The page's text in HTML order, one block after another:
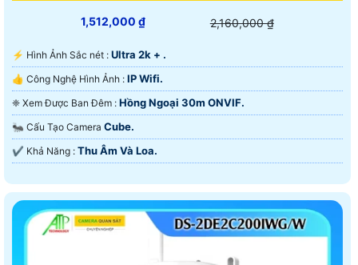
1,512,000 ₫ 2,160,000 ₫
️⚡ Hình Ảnh Sắc nét : Ultra 2k + .
👍 Công Nghệ Hình Ảnh : IP Wifi.
❈ Xem Được Ban Đêm : Hồng Ngoại 30m ONVIF.
🐜 Cấu Tạo Camera Cube.
️✔️ Khả Năng : Thu Âm Và Loa.